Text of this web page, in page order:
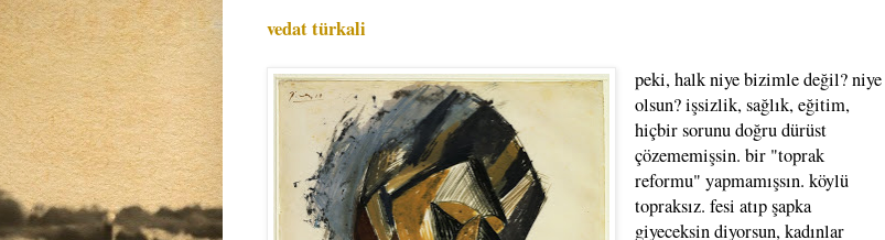
vedat türkali
peki, halk niye bizimle değil? niye
olsun? işsizlik, sağlık, eğitim,
hiçbir sorunu doğru dürüst
çözememişsin. bir "toprak
reformu" yapmamışsın. köylü
topraksız. fesi atıp şapka
giyeceksin diyorsun, kadınlar